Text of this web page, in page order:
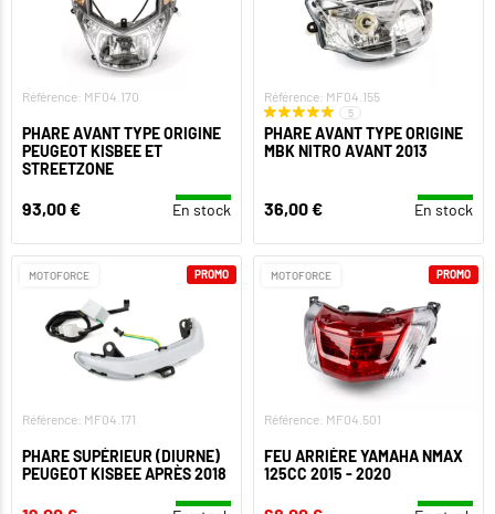
Référence: MF04.170
PHARE AVANT TYPE ORIGINE
PEUGEOT KISBEE ET
STREETZONE
93,00 € En stock
Référence: MF04.155
5
PHARE AVANT TYPE ORIGINE
MBK NITRO AVANT 2013
36,00 € En stock
MOTOFORCE
Référence: MF04.171
PHARE SUPÉRIEUR (DIURNE)
PEUGEOT KISBEE APRÈS 2018
PROMO MOTOFORCE
Référence: MF04.501
FEU ARRIÈRE YAMAHA NMAX
125CC 2015 - 2020
PROMO